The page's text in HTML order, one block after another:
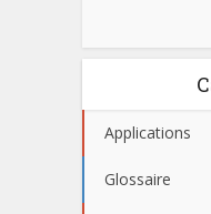
Applications
Glossaire